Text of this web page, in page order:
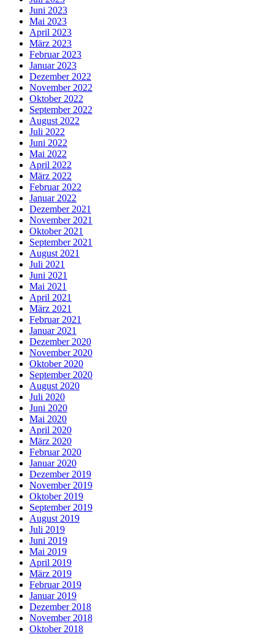
Juni 2023
Mai 2023
April 2023
März 2023
Februar 2023
Januar 2023
Dezember 2022
November 2022
Oktober 2022
September 2022
August 2022
Juli 2022
Juni 2022
Mai 2022
April 2022
März 2022
Februar 2022
Januar 2022
Dezember 2021
November 2021
Oktober 2021
September 2021
August 2021
Juli 2021
Juni 2021
Mai 2021
April 2021
März 2021
Februar 2021
Januar 2021
Dezember 2020
November 2020
Oktober 2020
September 2020
August 2020
Juli 2020
Juni 2020
Mai 2020
April 2020
März 2020
Februar 2020
Januar 2020
Dezember 2019
November 2019
Oktober 2019
September 2019
August 2019
Juli 2019
Juni 2019
Mai 2019
April 2019
März 2019
Februar 2019
Januar 2019
Dezember 2018
November 2018
Oktober 2018